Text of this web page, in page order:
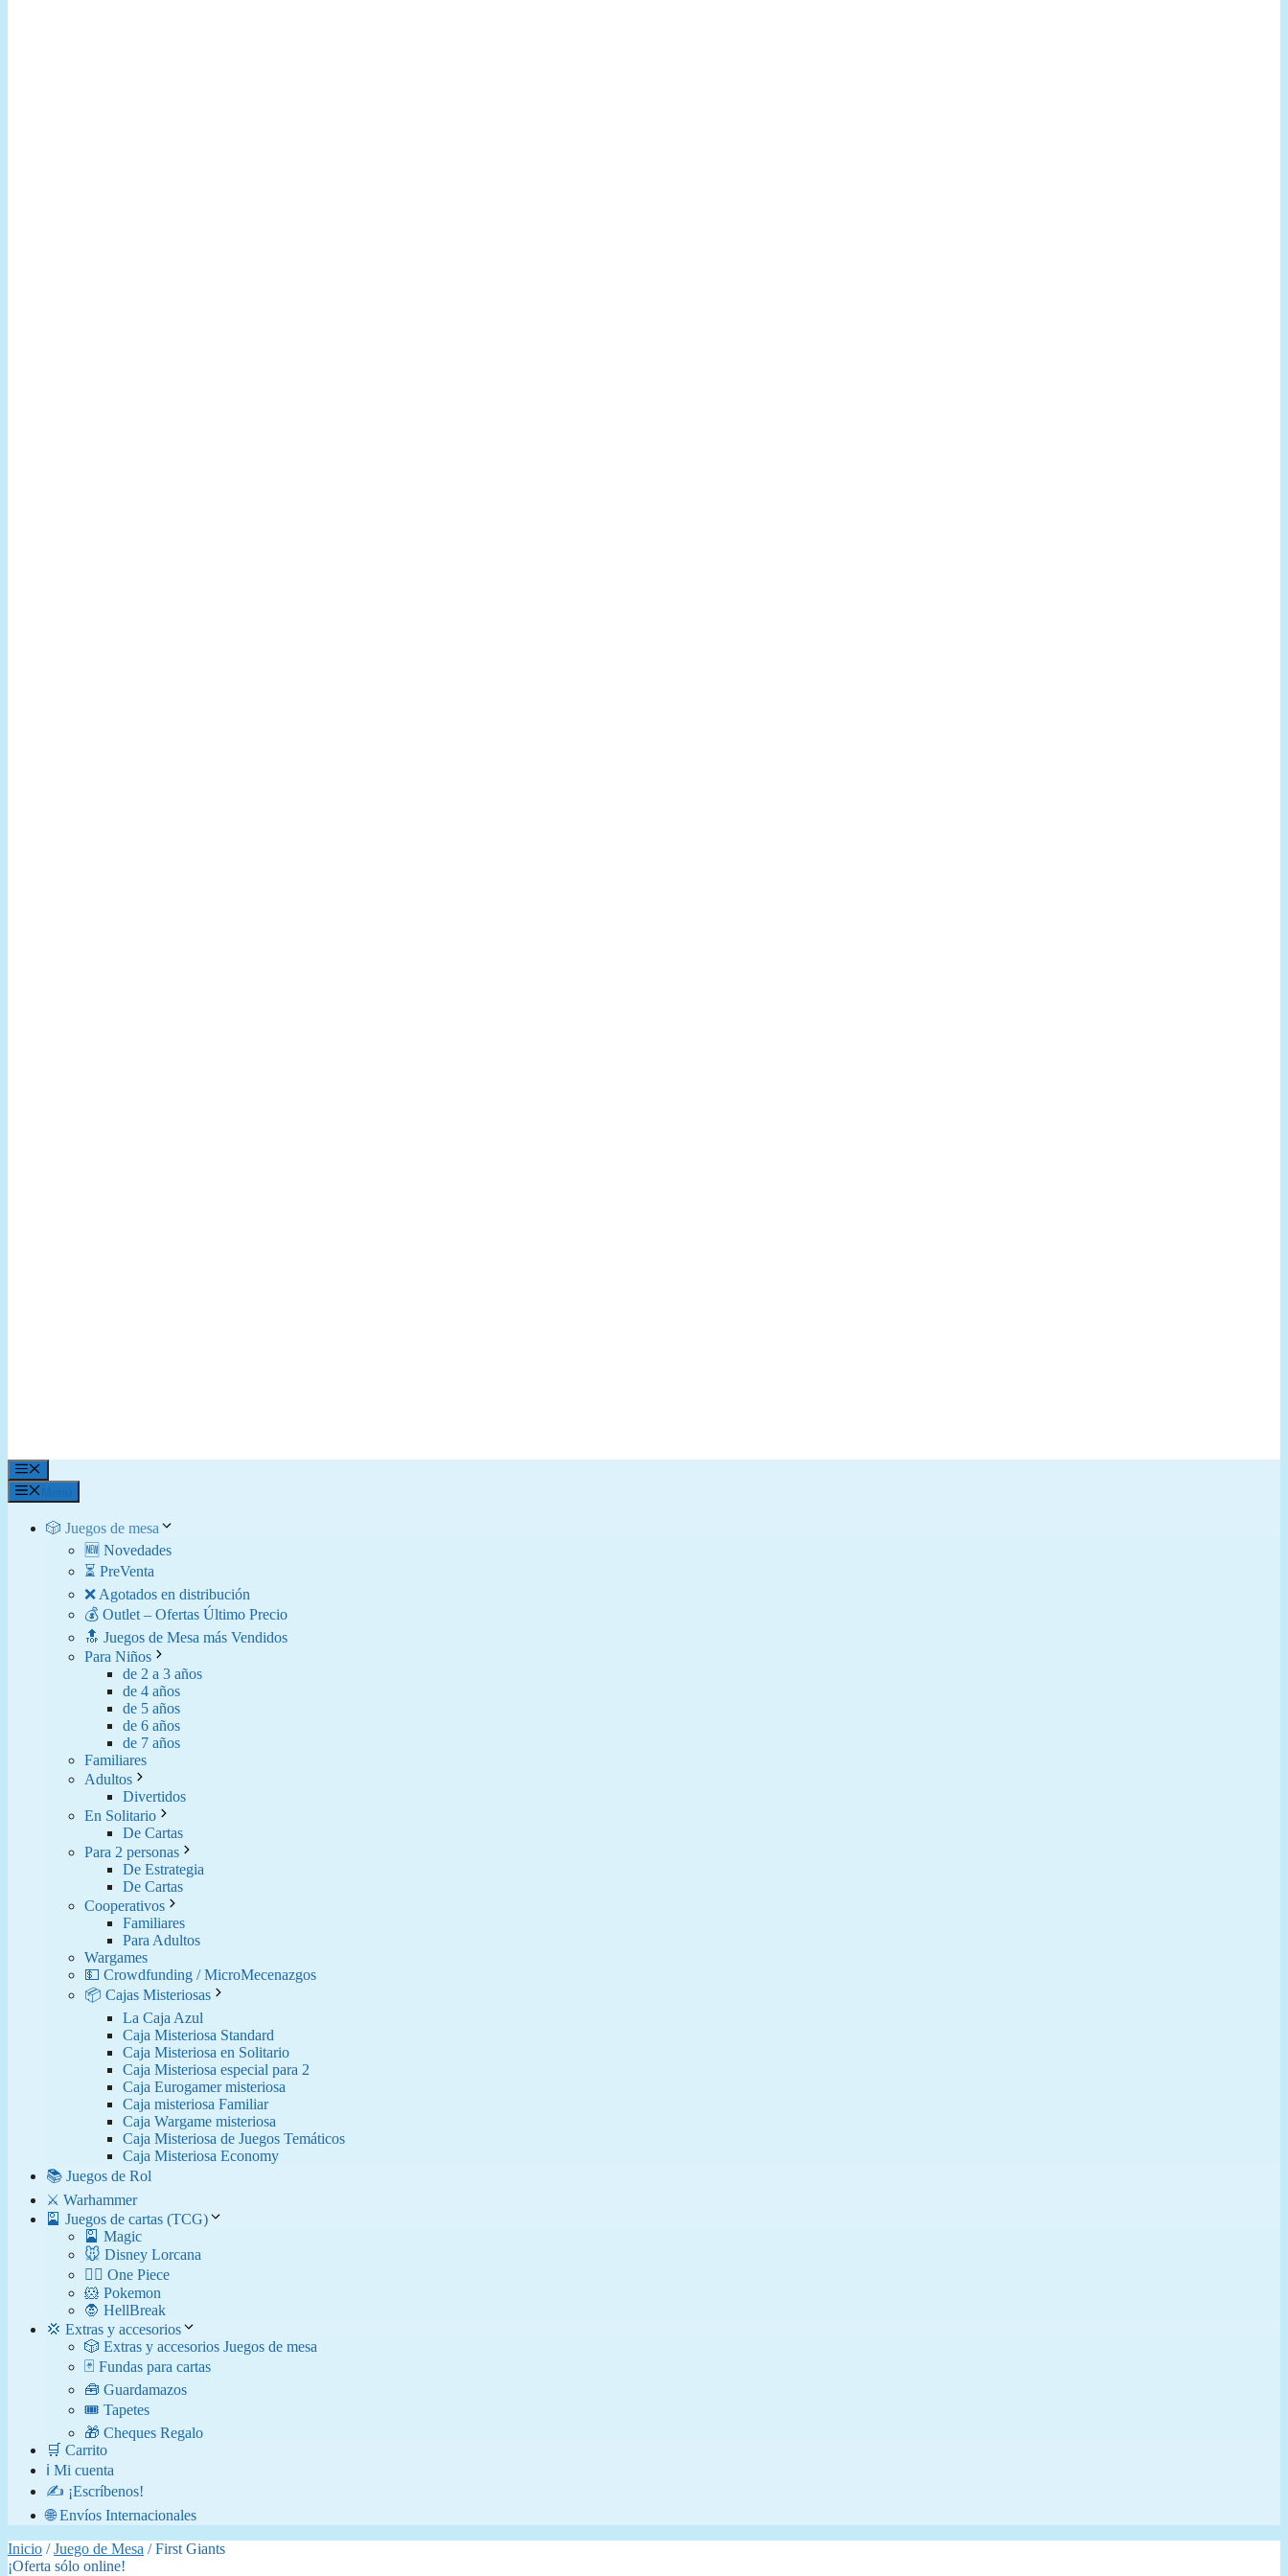
Menú
🎲 Juegos de mesa
🆕 Novedades
⏳ PreVenta
❌ Agotados en distribución
💰 Outlet – Ofertas Último Precio
🔝 Juegos de Mesa más Vendidos
Para Niños
de 2 a 3 años
de 4 años
de 5 años
de 6 años
de 7 años
Familiares
Adultos
Divertidos
En Solitario
De Cartas
Para 2 personas
De Estrategia
De Cartas
Cooperativos
Familiares
Para Adultos
Wargames
💵 Crowdfunding / MicroMecenazgos
📦 Cajas Misteriosas
La Caja Azul
Caja Misteriosa Standard
Caja Misteriosa en Solitario
Caja Misteriosa especial para 2
Caja Eurogamer misteriosa
Caja misteriosa Familiar
Caja Wargame misteriosa
Caja Misteriosa de Juegos Temáticos
Caja Misteriosa Economy
📚 Juegos de Rol
⚔️ Warhammer
🎴 Juegos de cartas (TCG)
🎴 Magic
🐭 Disney Lorcana
🏴‍☠️ One Piece
🐹 Pokemon
🧛​ HellBreak
💢 Extras y accesorios
🎲 Extras y accesorios Juegos de mesa
🃏 Fundas para cartas
🧰 Guardamazos
🎟️ Tapetes
🎁 Cheques Regalo
🛒 Carrito
ℹ️ Mi cuenta
✍️ ¡Escríbenos!
🌐 Envíos Internacionales
Inicio /Juego de Mesa / First Giants
¡Oferta sólo online!